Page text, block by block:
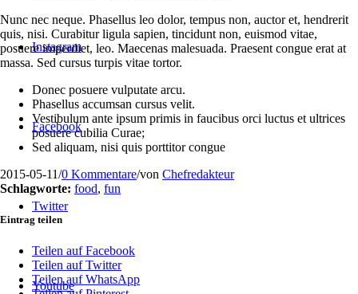
Instagram
Facebook
Twitter
Youtube
Nunc nec neque. Phasellus leo dolor, tempus non, auctor et, hendrerit
quis, nisi. Curabitur ligula sapien, tincidunt non, euismod vitae,
posuere imperdiet, leo. Maecenas malesuada. Praesent congue erat at
massa. Sed cursus turpis vitae tortor.
Donec posuere vulputate arcu.
Phasellus accumsan cursus velit.
Vestibulum ante ipsum primis in faucibus orci luctus et ultrices
posuere cubilia Curae;
Sed aliquam, nisi quis porttitor congue
2015-05-11/0 Kommentare/von Chefredakteur
Schlagworte: food, fun
Eintrag teilen
Teilen auf Facebook
Teilen auf Twitter
Teilen auf WhatsApp